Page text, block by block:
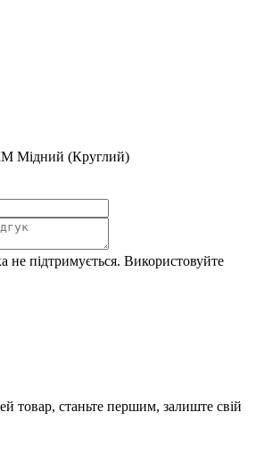
Мідний (Круглий)
не підтримується. Використовуйте
товар, станьте першим, залиште свій